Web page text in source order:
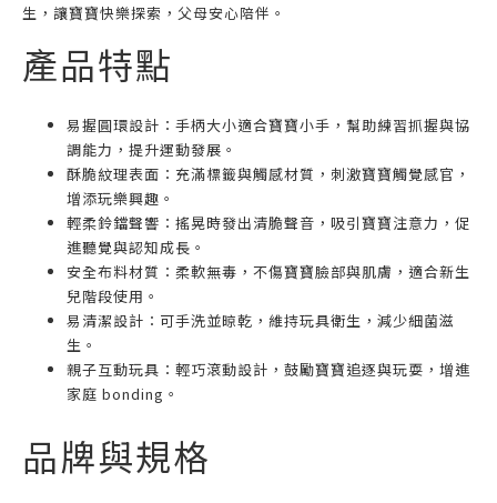
生，讓寶寶快樂探索，父母安心陪伴。
產品特點
易握圓環設計：手柄大小適合寶寶小手，幫助練習抓握與協
調能力，提升運動發展。
酥脆紋理表面：充滿標籤與觸感材質，刺激寶寶觸覺感官，
增添玩樂興趣。
輕柔鈴鐺聲響：搖晃時發出清脆聲音，吸引寶寶注意力，促
進聽覺與認知成長。
安全布料材質：柔軟無毒，不傷寶寶臉部與肌膚，適合新生
兒階段使用。
易清潔設計：可手洗並晾乾，維持玩具衛生，減少細菌滋
生。
親子互動玩具：輕巧滾動設計，鼓勵寶寶追逐與玩耍，增進
家庭 bonding。
品牌與規格